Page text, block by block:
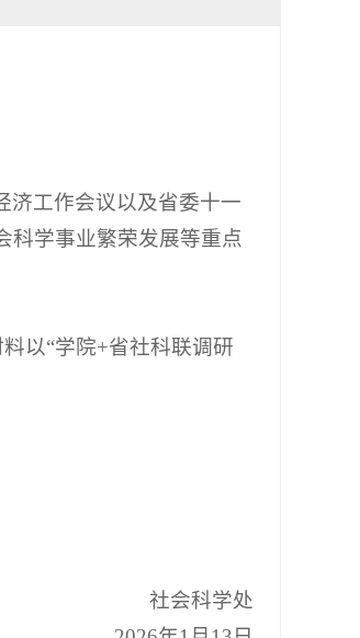
济工作会议以及省委十一
科学事业繁荣发展等重点
以“学院+省社科联调研
社会科学处